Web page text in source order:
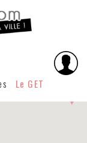
Le GET